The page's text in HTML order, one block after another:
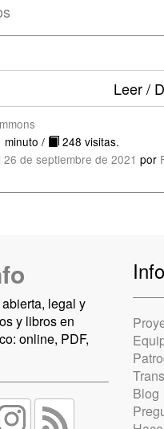
Leer /
minuto /
248 visitas.
26 de septiembre de 2021 por
legal y
y libros en
online, PDF,
Blog